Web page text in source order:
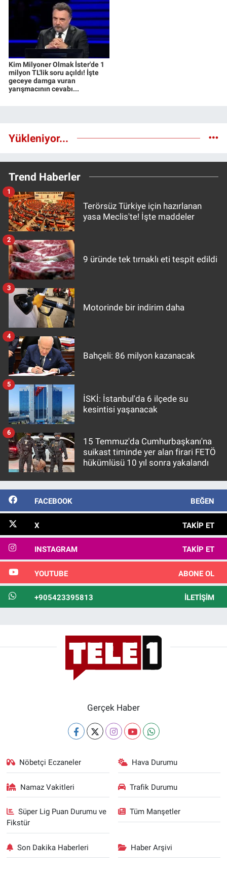
Kim Milyoner Olmak İster'de 1
milyon TL'lik soru açıldı! İşte
geceye damga vuran
yarışmacının cevabı...
Yükleniyor...
Trend Haberler
Terörsüz Türkiye için hazırlanan
yasa Meclis'te! İşte maddeler
1
9 üründe tek tırnaklı eti tespit edildi
2
Motorinde bir indirim daha
3
Bahçeli: 86 milyon kazanacak
4
İSKİ: İstanbul'da 6 ilçede su
kesintisi yaşanacak
5
15 Temmuz'da Cumhurbaşkanı'na
suikast timinde yer alan firari FETÖ
hükümlüsü 10 yıl sonra yakalandı
6
FACEBOOK BEĞEN
X TAKIP ET
INSTAGRAM TAKIP ET
YOUTUBE ABONE OL
+905423395813 İLETIŞIM
Gerçek Haber
Nöbetçi Eczaneler Hava Durumu
Namaz Vakitleri Trafik Durumu
Süper Lig Puan Durumu ve
Fikstür
Tüm Manşetler
Son Dakika Haberleri Haber Arşivi